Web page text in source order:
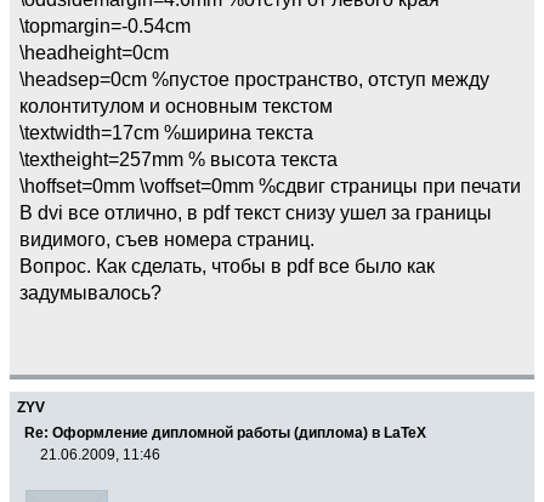
\topmargin=-0.54cm
\headheight=0cm
\headsep=0cm %пустое пространство, отступ между
колонтитулом и основным текстом
\textwidth=17cm %ширина текста
\textheight=257mm % высота текста
\hoffset=0mm \voffset=0mm %сдвиг страницы при печати
В dvi все отлично, в pdf текст снизу ушел за границы
видимого, съев номера страниц.
Вопрос. Как сделать, чтобы в pdf все было как
задумывалось?
ZYV
Re: Оформление дипломной работы (диплома) в LaTeX
21.06.2009, 11:46